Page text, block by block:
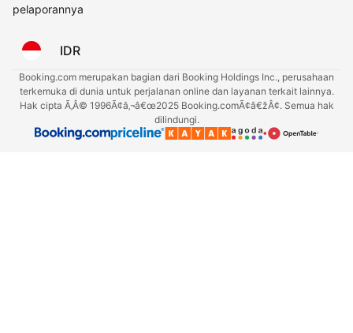
pelaporannya
IDR
Booking.com merupakan bagian dari Booking Holdings Inc., perusahaan
terkemuka di dunia untuk perjalanan online dan layanan terkait lainnya.
Hak cipta Ã‚Â© 1996Ã¢â‚¬â€œ2025 Booking.comÃ¢â€žÂ¢. Semua hak
dilindungi.